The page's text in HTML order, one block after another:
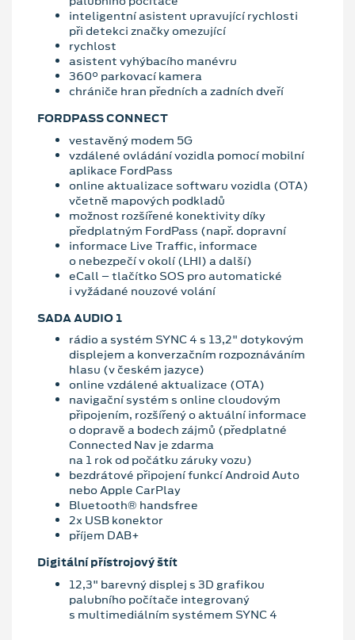
inteligentní asistent upravující rychlosti
při detekci značky omezující
rychlost
asistent vyhýbacího manévru
360° parkovací kamera
chrániče hran předních a zadních dveří
FORDPASS CONNECT
vestavěný modem 5G
vzdálené ovládání vozidla pomocí mobilní
aplikace FordPass
online aktualizace softwaru vozidla (OTA)
včetně mapových podkladů
možnost rozšířené konektivity díky
předplatným FordPass (např. dopravní
informace Live Traffic, informace
o nebezpečí v okolí (LHI) a další)
eCall – tlačítko SOS pro automatické
i vyžádané nouzové volání
SADA AUDIO 1
rádio a systém SYNC 4 s 13,2" dotykovým
displejem a konverzačním rozpoznáváním
hlasu (v českém jazyce)
online vzdálené aktualizace (OTA)
navigační systém s online cloudovým
připojením, rozšířený o aktuální informace
o dopravě a bodech zájmů (předplatné
Connected Nav je zdarma
na 1 rok od počátku záruky vozu)
bezdrátové připojení funkcí Android Auto
nebo Apple CarPlay
Bluetooth® handsfree
2x USB konektor
příjem DAB+
Digitální přístrojový štít
12,3" barevný displej s 3D grafikou
palubního počítače integrovaný
s multimediálním systémem SYNC 4